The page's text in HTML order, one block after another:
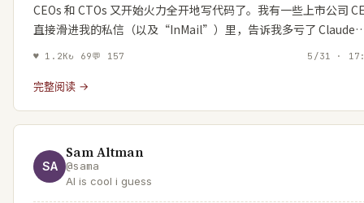
CEOs 和 CTOs 又开始火力全开地写代码了。我有一些上市公司
直接滑进我的私信（以及“InMail”）里，告诉我多亏了
♥ 1.2K↻ 69💬 157 5/31 ·
完整阅读 →
SA
Sam Altman
@sama
AI is cool i guess